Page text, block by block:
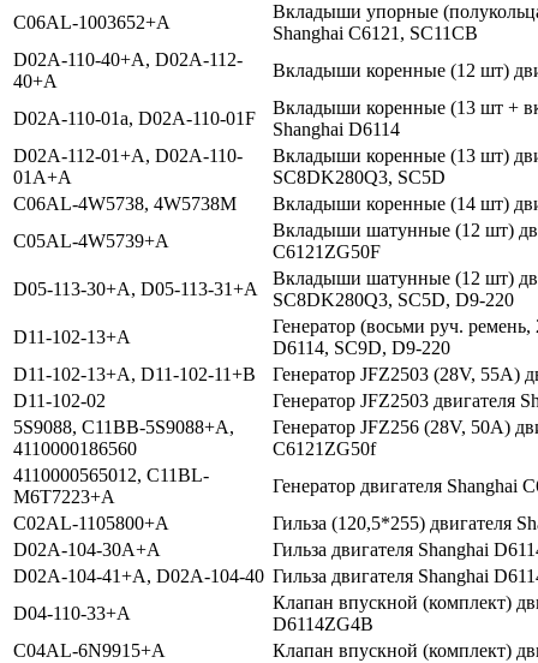
C06AL-1003652+A
Вкладыши упорные
Shanghai С6121, SC11CB
D02A-110-40+A, D02A-112-
40+A
Вкладыши коренные (12 шт)
D02A-110-01a, D02A-110-01F
Вкладыши коренные (13 шт +
Shanghai D6114
D02A-112-01+A, D02A-110-
01A+A
Вкладыши коренные (13 шт)
SC8DK280Q3, SC5D
C06AL-4W5738, 4W5738M
Вкладыши коренные (14 шт)
C05AL-4W5739+A
Вкладыши шатунные (12 шт)
С6121ZG50F
D05-113-30+A, D05-113-31+A
Вкладыши шатунные (12 шт)
SC8DK280Q3, SC5D, D9-220
D11-102-13+A
Генератор (восьми руч.
D6114, SC9D, D9-220
D11-102-13+A, D11-102-11+B
Генератор JFZ2503 (28V, 55A)
D11-102-02
Генератор JFZ2503 двигателя
5S9088, C11BB-5S9088+A,
4110000186560
Генератор JFZ256 (28V, 50A)
C6121ZG50f
4110000565012, C11BL-
M6T7223+A
Генератор двигателя Shanghai
C02AL-1105800+A
Гильза (120,5*255) двигателя
D02A-104-30А+А
Гильза двигателя Shanghai
D02A-104-41+A, D02A-104-40 Гильза двигателя Shanghai
D04-110-33+A
Клапан впускной (комплект)
D6114ZG4B
C04AL-6N9915+A
Клапан впускной (комплект)